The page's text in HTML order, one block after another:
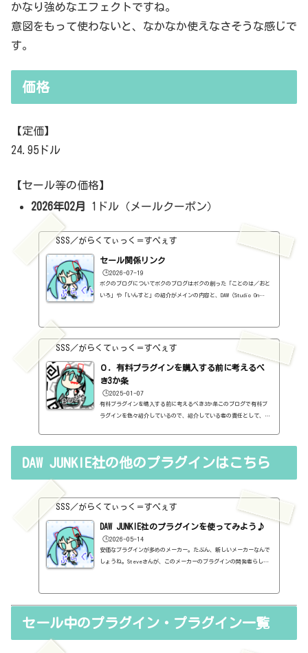
かなり強めなエフェクトですね。
意図をもって使わないと、なかなか使えなさそうな感じで
す。
価格
【定価】
24.95ドル
【セール等の価格】
2026年02月
1ドル（メールクーポン）
SSS／がらくてぃっく＝すぺぇす
セール関係リンク
🕒️2026-07-19
ボクのブログについてボクのブログはボクの創った「ことのは／おと
いろ」や「いんすと」の紹介がメインの内容と、DAW（Studio On
録はしていますし、セールしているプラグインはブログの最初の方に
表示するように（編集したら、自動的に最初の方に表示されてるだけ
ですが・・...
SSS／がらくてぃっく＝すぺぇす
０．有料プラグインを購入する前に考えるべ
き3か条
🕒️2025-01-07
有料プラグインを購入する前に考えるべき3か条このブログで有料プ
ラグインを色々紹介しているので、紹介している者の責任として、有
ンの中には、なぜ、これが無料なんだろう？と驚くような性能のもの
もの...
DAW JUNKIE社の他のプラグインはこちら
SSS／がらくてぃっく＝すぺぇす
DAW JUNKIE社のプラグインを使ってみよう♪
🕒️2026-05-14
安価なプラグインが多めのメーカー。たぶん、新しいメーカーなんで
しょうね。Steveさんが、このメーカーのプラグインの開発者らしい
いか。メーカーページhttps://dawjunkie.com/バンドルDynamicsOne
BundleCOMPLRESS ONE・GATE ONE・LIMITER ONEのバンドル【定価】19.
95ドル無料になったみたい。【セール等の価格】※全てのセールを把
セール中のプラグイン・プラグイン一覧